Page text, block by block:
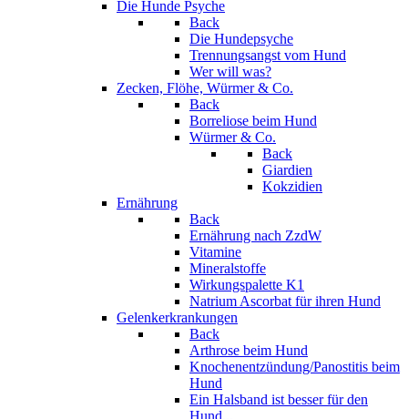
Die Hunde Psyche
Back
Die Hundepsyche
Trennungsangst vom Hund
Wer will was?
Zecken, Flöhe, Würmer & Co.
Back
Borreliose beim Hund
Würmer & Co.
Back
Giardien
Kokzidien
Ernährung
Back
Ernährung nach ZzdW
Vitamine
Mineralstoffe
Wirkungspalette K1
Natrium Ascorbat für ihren Hund
Gelenkerkrankungen
Back
Arthrose beim Hund
Knochenentzündung/Panostitis beim
Hund
Ein Halsband ist besser für den
Hund...